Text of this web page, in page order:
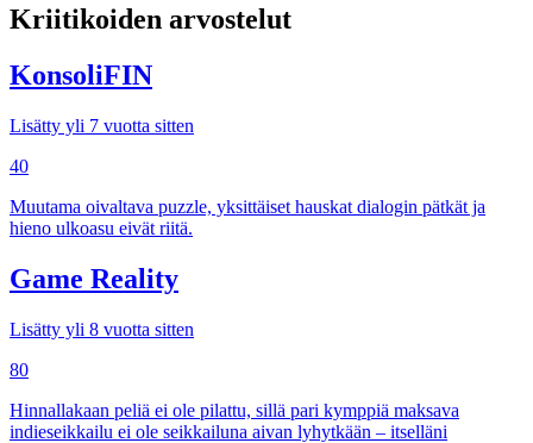
Kriitikoiden arvostelut
KonsoliFIN
Lisätty yli 7 vuotta sitten
40
Muutama oivaltava puzzle, yksittäiset hauskat dialogin pätkät ja
hieno ulkoasu eivät riitä.
Game Reality
Lisätty yli 8 vuotta sitten
80
Hinnallakaan peliä ei ole pilattu, sillä pari kymppiä maksava
indieseikkailu ei ole seikkailuna aivan lyhytkään – itselläni